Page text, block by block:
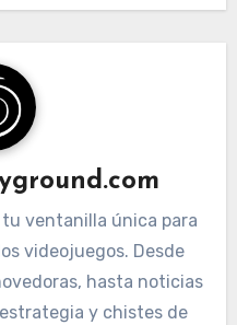
ventanilla única para
videojuegos. Desde
hasta noticias
y chistes de